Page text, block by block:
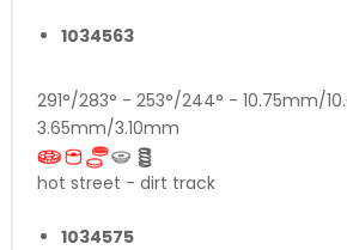
1034563
291°/283° - 253°/244° - 10.75mm/
3.65mm/3.10mm
hot street - dirt track
1034575